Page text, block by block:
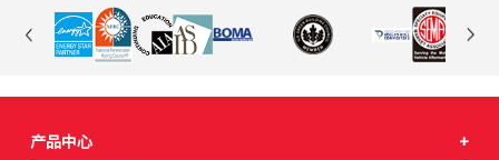
产品中心 +